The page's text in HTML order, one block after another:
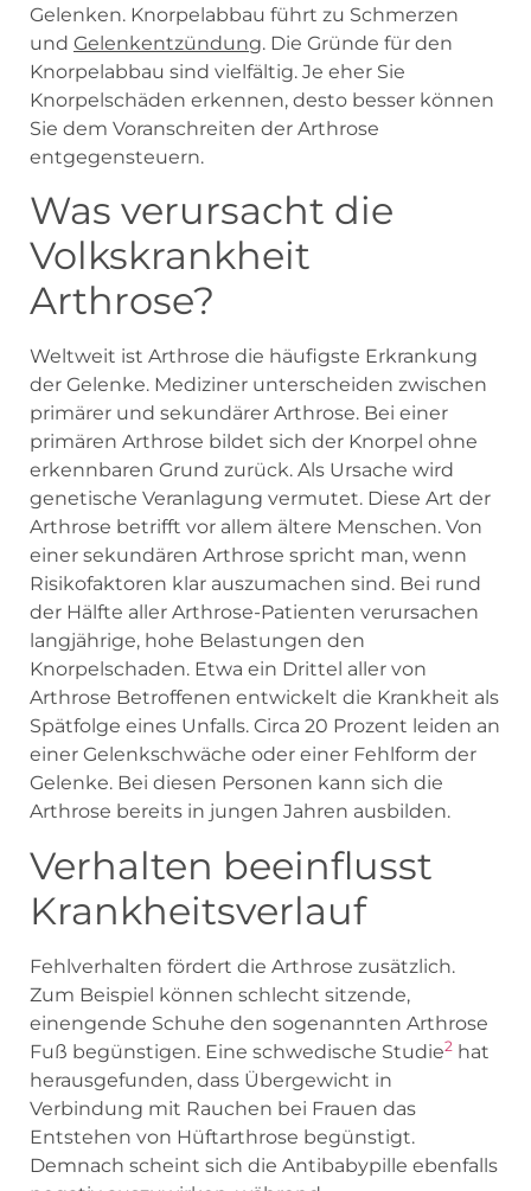
Gelenken. Knorpelabbau führt zu Schmerzen
und Gelenkentzündung. Die Gründe für den
Knorpelabbau sind vielfältig. Je eher Sie
Knorpelschäden erkennen, desto besser können
Sie dem Voranschreiten der Arthrose
entgegensteuern.
Was verursacht die
Volkskrankheit
Arthrose?
Weltweit ist Arthrose die häufigste Erkrankung
der Gelenke. Mediziner unterscheiden zwischen
primärer und sekundärer Arthrose. Bei einer
primären Arthrose bildet sich der Knorpel ohne
erkennbaren Grund zurück. Als Ursache wird
genetische Veranlagung vermutet. Diese Art der
Arthrose betrifft vor allem ältere Menschen. Von
einer sekundären Arthrose spricht man, wenn
Risikofaktoren klar auszumachen sind. Bei rund
der Hälfte aller Arthrose-Patienten verursachen
langjährige, hohe Belastungen den
Knorpelschaden. Etwa ein Drittel aller von
Arthrose Betroffenen entwickelt die Krankheit als
Spätfolge eines Unfalls. Circa 20 Prozent leiden an
einer Gelenkschwäche oder einer Fehlform der
Gelenke. Bei diesen Personen kann sich die
Arthrose bereits in jungen Jahren ausbilden.
Verhalten beeinflusst
Krankheitsverlauf
Fehlverhalten fördert die Arthrose zusätzlich.
Zum Beispiel können schlecht sitzende,
einengende Schuhe den sogenannten Arthrose
Fuß begünstigen. Eine schwedische Studie2 hat
herausgefunden, dass Übergewicht in
Verbindung mit Rauchen bei Frauen das
Entstehen von Hüftarthrose begünstigt.
Demnach scheint sich die Antibabypille ebenfalls